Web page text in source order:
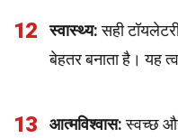
12 स्वास्थ्य:सही
बेहतर बनाता है। यह
13 आत्मविश्वास:स्वच्छ